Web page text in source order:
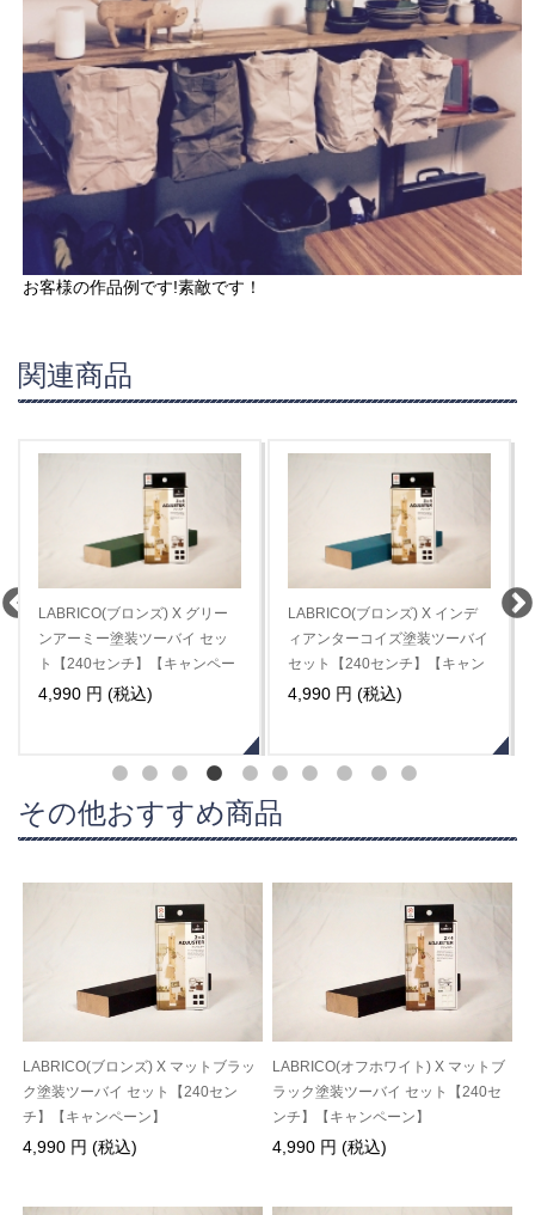
お客様の作品例です!素敵です！
関連商品
LABRICO(ブロンズ) X グリー
ンアーミー塗装ツーバイ セッ
ト【240センチ】【キャンペー
ン】
4,990 円 (税込)
LABRICO(ブロンズ) X インデ
ィアンターコイズ塗装ツーバイ
セット【240センチ】【キャン
ペーン】
4,990 円 (税込)
その他おすすめ商品
LABRICO(ブロンズ) X マットブラッ
ク塗装ツーバイ セット【240セン
チ】【キャンペーン】
4,990 円 (税込)
LABRICO(オフホワイト) X マットブ
ラック塗装ツーバイ セット【240セ
ンチ】【キャンペーン】
4,990 円 (税込)